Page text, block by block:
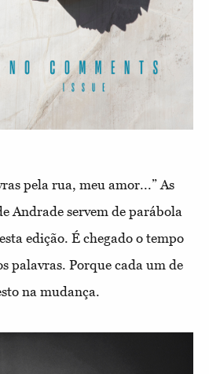
pela rua, meu amor...” As
Andrade servem de parábola
edição. É chegado o tempo
palavras. Porque cada um de
na mudança.